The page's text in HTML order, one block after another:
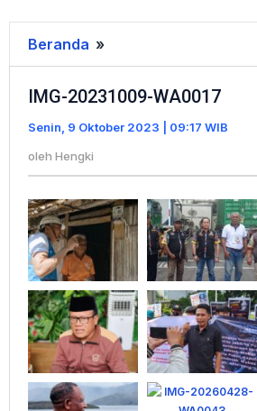
Beranda »
20231009-
WA0017
IMG-20231009-WA0017
Senin, 9 Oktober 2023 | 09:17 WIB
oleh Hengki